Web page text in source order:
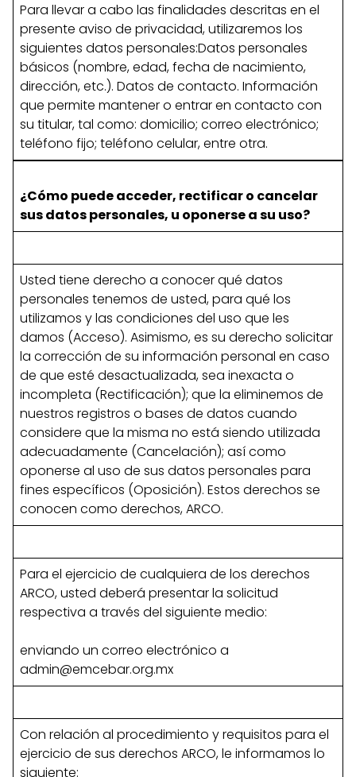
Para llevar a cabo las finalidades descritas en el
presente aviso de privacidad, utilizaremos los
siguientes datos personales:Datos personales
básicos (nombre, edad, fecha de nacimiento,
dirección, etc.). Datos de contacto. Información
que permite mantener o entrar en contacto con
su titular, tal como: domicilio; correo electrónico;
teléfono fijo; teléfono celular, entre otra.
¿Cómo puede acceder, rectificar o cancelar
sus datos personales, u oponerse a su uso?
Usted tiene derecho a conocer qué datos
personales tenemos de usted, para qué los
utilizamos y las condiciones del uso que les
damos (Acceso). Asimismo, es su derecho solicitar
la corrección de su información personal en caso
de que esté desactualizada, sea inexacta o
incompleta (Rectificación); que la eliminemos de
nuestros registros o bases de datos cuando
considere que la misma no está siendo utilizada
adecuadamente (Cancelación); así como
oponerse al uso de sus datos personales para
fines específicos (Oposición). Estos derechos se
conocen como derechos, ARCO.
Para el ejercicio de cualquiera de los derechos
ARCO, usted deberá presentar la solicitud
respectiva a través del siguiente medio:
enviando un correo electrónico a
admin@emcebar.org.mx
Con relación al procedimiento y requisitos para el
ejercicio de sus derechos ARCO, le informamos lo
siguiente: